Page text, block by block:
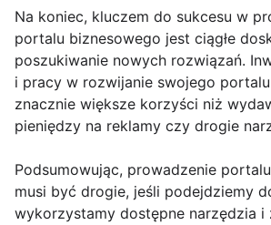
Na koniec, kluczem do sukcesu w
portalu biznesowego jest ciągłe
poszukiwanie nowych rozwiązań.
i pracy w rozwijanie swojego
znacznie większe korzyści niż
pieniędzy na reklamy czy drogie
Podsumowując, prowadzenie
musi być drogie, jeśli podejdziemy
wykorzystamy dostępne narzędzia i